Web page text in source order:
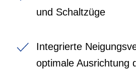
und Schaltzüge
Integrierte
optimale Ausrichtung